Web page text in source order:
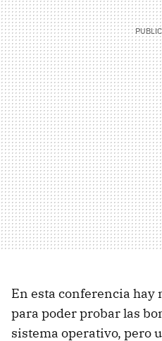
En esta conferencia hay
para poder probar las
sistema operativo, pero